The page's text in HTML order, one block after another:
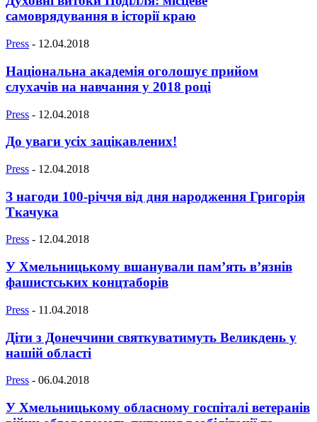
самоврядування в історії краю
Press - 12.04.2018
Національна академія оголошує прийом
слухачів на навчання у 2018 році
Press - 12.04.2018
До уваги усіх зацікавлених!
Press - 12.04.2018
З нагоди 100-річчя від дня народження Григорія
Ткачука
Press - 12.04.2018
У Хмельницькому вшанували пам’ять в’язнів
фашистських концтаборів
Press - 11.04.2018
Діти з Донеччини святкуватимуть Великдень у
нашій області
Press - 06.04.2018
У Хмельницькому обласному госпіталі ветеранів